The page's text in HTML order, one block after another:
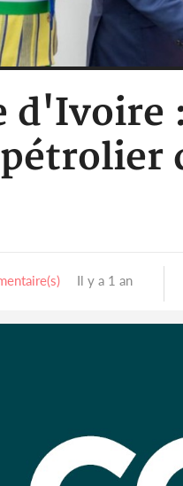
d'Ivoire
Il y a 1 an